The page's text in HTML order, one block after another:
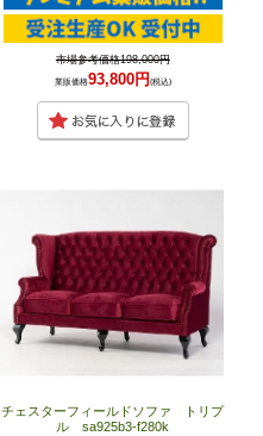
市場参考価格198,000円
業販価格93,800円(税込)
チェスターフィールドソファ トリプ
ル sa925b3-f280k